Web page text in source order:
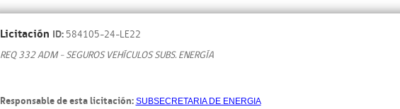
Licitación ID: 584105-24-LE22
REQ 332 ADM - SEGUROS VEHÍCULOS SUBS. ENERGÍA
Responsable de esta licitación:SUBSECRETARIA DE ENERGIA